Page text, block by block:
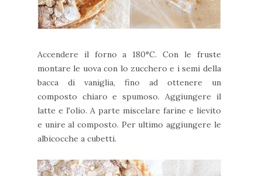
Accendere il forno a 180°C. Con le fruste
montare le uova con lo zucchero e i semi della
bacca di vaniglia, fino ad ottenere un
composto chiaro e spumoso. Aggiungere il
latte e l'olio. A parte miscelare farine e lievito
e unire al composto. Per ultimo aggiungere le
albicocche a cubetti.